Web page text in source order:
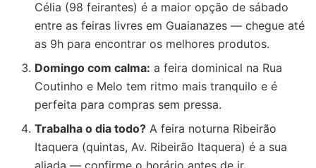
Célia (98 feirantes) é a maior opção de sábado
entre as feiras livres em Guaianazes — chegue até
as 9h para encontrar os melhores produtos.
Domingo com calma: a feira dominical na Rua
Coutinho e Melo tem ritmo mais tranquilo e é
perfeita para compras sem pressa.
Trabalha o dia todo? A feira noturna Ribeirão
Itaquera (quintas, Av. Ribeirão Itaquera) é a sua
aliada — confirme o horário antes de ir.